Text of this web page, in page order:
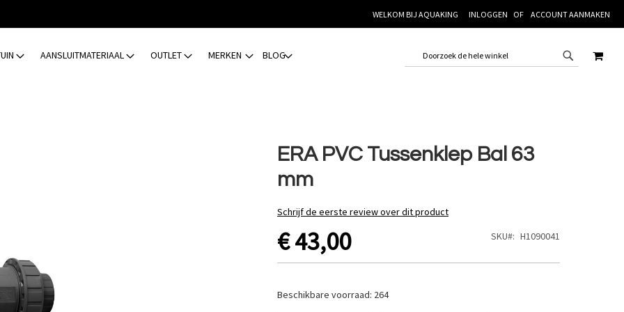
WELKOM BIJ AQUAKING INLOGGEN ACCOUNT AANMAKEN
AANSLUITMATERIAAL OUTLET MERKEN BLOG
ERA PVC Tussenklep Bal 63
mm
Schrijf de eerste review over dit product
€ 43,00 SKU H1090041
Beschikbare voorraad: 264